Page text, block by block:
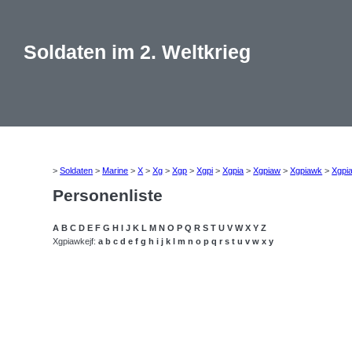
Soldaten im 2. Weltkrieg
>Soldaten >Marine >X >Xg >Xgp >Xgpi >Xgpia >Xgpiaw >Xgpiawk >
Personenliste
A B C D E F G H I J K L M N O P Q R S T U V W X Y Z
Xgpiawkejf:a b c d e f g h i j k l m n o p q r s t u v w x y